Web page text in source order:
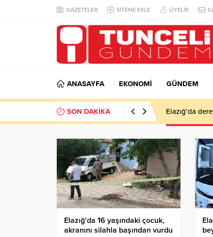
GAZETELER SİTENE EKLE ÜYELİK
ANASAYFA EKONOMİ GÜNDEM
SON DAKİKA Elazığ’da
Elazığ’da 16 yaşındaki çocuk,
akranını silahla başından vurdu